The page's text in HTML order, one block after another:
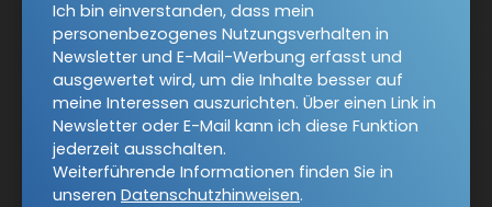
meine Interessen auszurichten. Über einen Link in
Newsletter oder E-Mail kann ich diese Funktion jederzeit
ausschalten.
Weiterführende Informationen finden Sie in unseren
Datenschutzhinweisen.
E-Mail
Ich bin einverstanden, dass mein
personenbezogenes Nutzungsverhalten in
Newsletter und E-Mail-Werbung erfasst und
ausgewertet wird, um die Inhalte besser auf
meine Interessen auszurichten. Über einen Link in
Newsletter oder E-Mail kann ich diese Funktion
jederzeit ausschalten.
Weiterführende Informationen finden Sie in
unseren Datenschutzhinweisen.